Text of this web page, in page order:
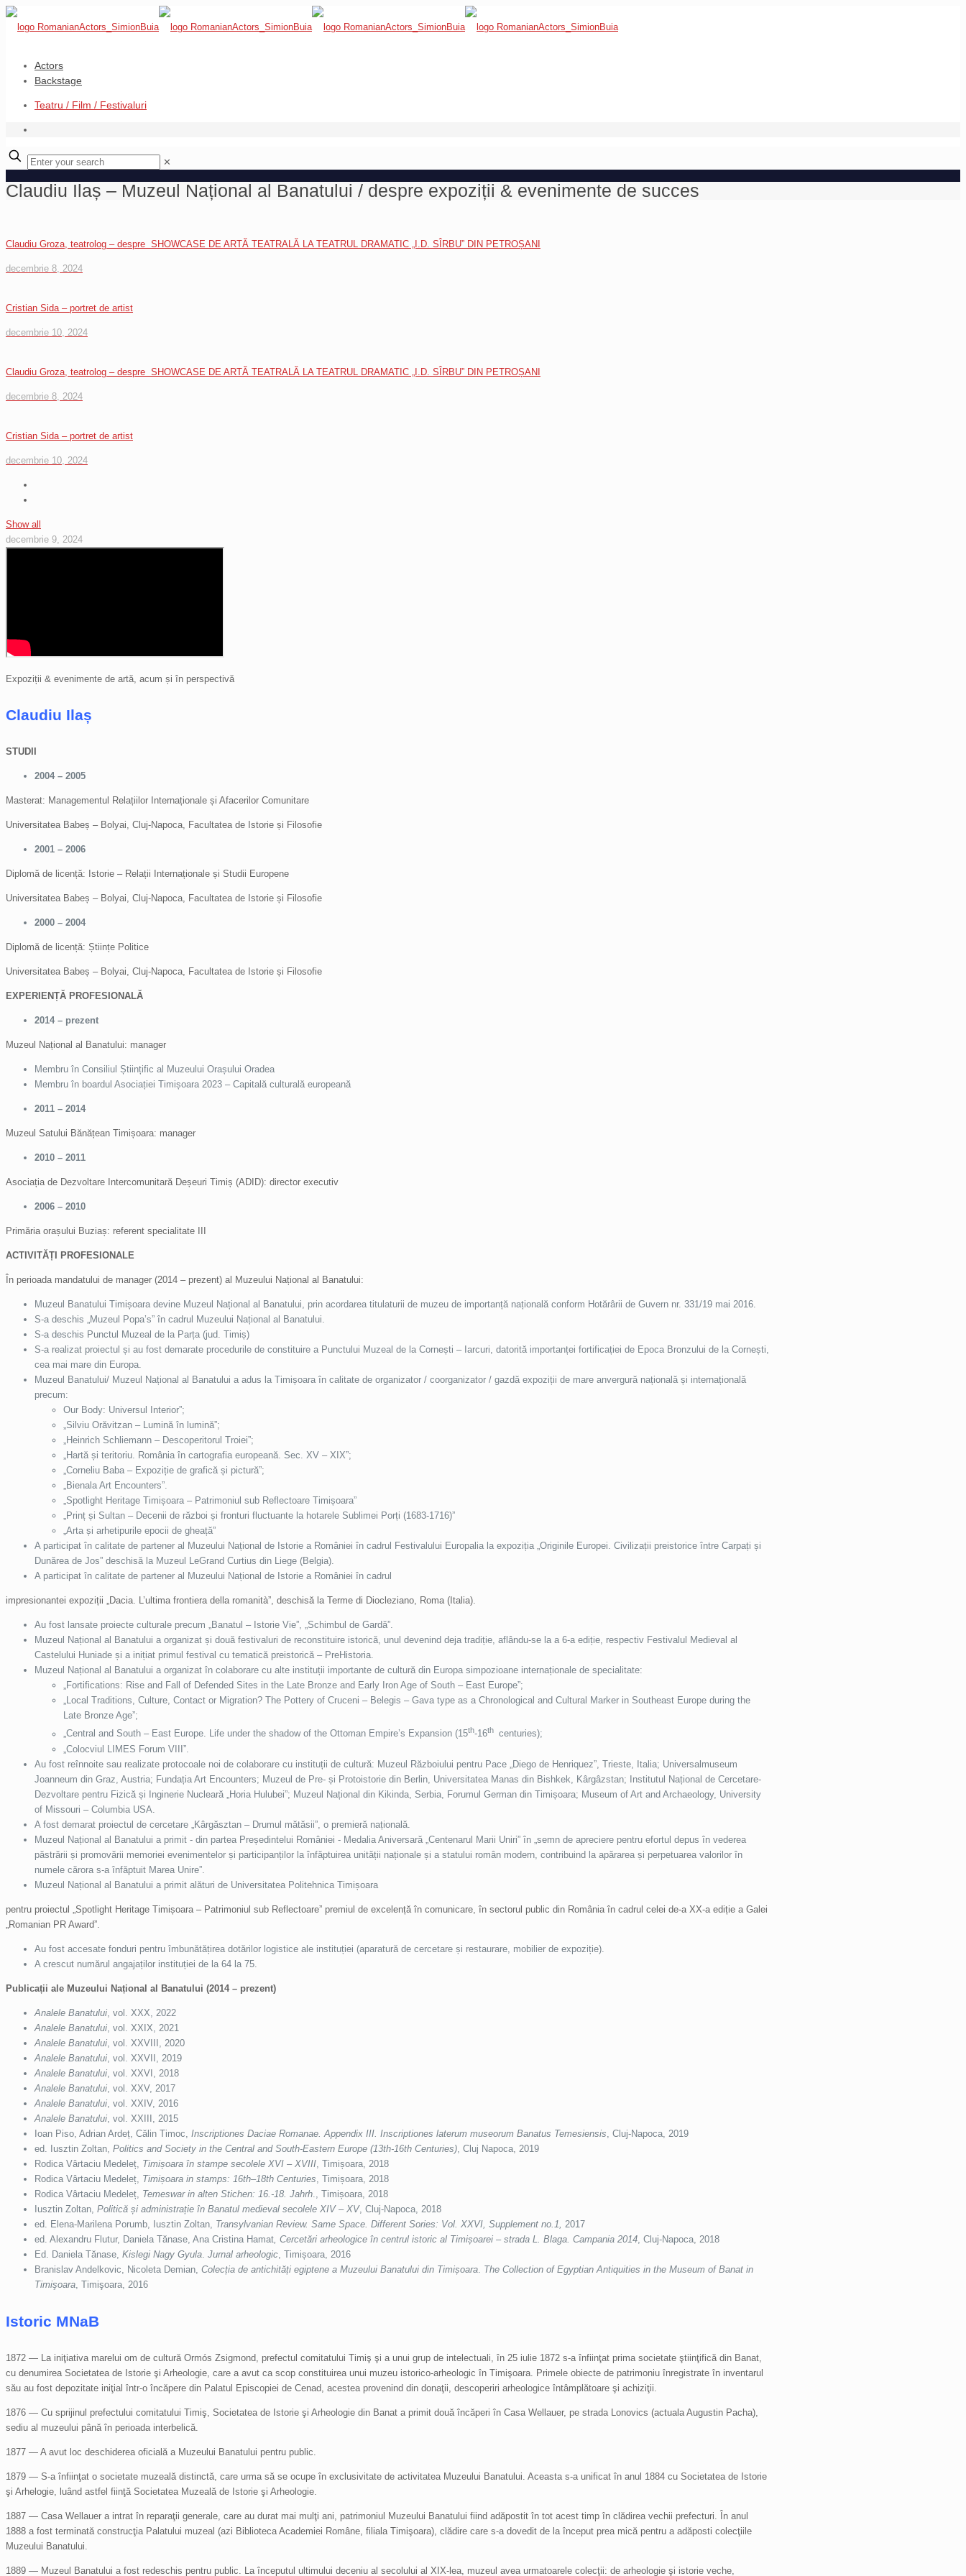
Actors
Backstage
Teatru / Film / Festivaluri
✕
Claudiu Ilaș – Muzeul Național al Banatului / despre expoziții & evenimente de succes
Claudiu Groza, teatrolog – despre SHOWCASE DE ARTĂ TEATRALĂ LA TEATRUL DRAMATIC „I.D. SÎRBU” DIN PETROȘANI
decembrie 8, 2024
Cristian Sida – portret de artist
decembrie 10, 2024
Claudiu Groza, teatrolog – despre SHOWCASE DE ARTĂ TEATRALĂ LA TEATRUL DRAMATIC „I.D. SÎRBU” DIN PETROȘANI
decembrie 8, 2024
Cristian Sida – portret de artist
decembrie 10, 2024
Show all
decembrie 9, 2024
Expoziții & evenimente de artă, acum și în perspectivă
Claudiu Ilaș
STUDII
2004 – 2005
Masterat: Managementul Relațiilor Internaționale și Afacerilor Comunitare
Universitatea Babeș – Bolyai, Cluj-Napoca, Facultatea de Istorie și Filosofie
2001 – 2006
Diplomă de licență: Istorie – Relații Internaționale și Studii Europene
Universitatea Babeș – Bolyai, Cluj-Napoca, Facultatea de Istorie și Filosofie
2000 – 2004
Diplomă de licență: Științe Politice
Universitatea Babeș – Bolyai, Cluj-Napoca, Facultatea de Istorie și Filosofie
EXPERIENȚĂ PROFESIONALĂ
2014 – prezent
Muzeul Național al Banatului: manager
Membru în Consiliul Științific al Muzeului Orașului Oradea
Membru în boardul Asociației Timișoara 2023 – Capitală culturală europeană
2011 – 2014
Muzeul Satului Bănățean Timișoara: manager
2010 – 2011
Asociația de Dezvoltare Intercomunitară Deșeuri Timiș (ADID): director executiv
2006 – 2010
Primăria orașului Buziaș: referent specialitate III
ACTIVITĂȚI PROFESIONALE
În perioada mandatului de manager (2014 – prezent) al Muzeului Național al Banatului:
Muzeul Banatului Timișoara devine Muzeul Național al Banatului, prin acordarea titulaturii de muzeu de importanță națională conform Hotărârii de Guvern nr. 331/19 mai 2016.
S-a deschis „Muzeul Popa’s” în cadrul Muzeului Național al Banatului.
S-a deschis Punctul Muzeal de la Parța (jud. Timiș)
S-a realizat proiectul și au fost demarate procedurile de constituire a Punctului Muzeal de la Cornești – Iarcuri, datorită importanței fortificației de Epoca Bronzului de la Cornești,
cea mai mare din Europa.
Muzeul Banatului/ Muzeul Național al Banatului a adus la Timișoara în calitate de organizator / coorganizator / gazdă expoziții de mare anvergură națională și internațională
precum:
Our Body: Universul Interior”;
„Silviu Orăvitzan – Lumină în lumină”;
„Heinrich Schliemann – Descoperitorul Troiei”;
„Hartă și teritoriu. România în cartografia europeană. Sec. XV – XIX”;
„Corneliu Baba – Expoziție de grafică și pictură”;
„Bienala Art Encounters”.
„Spotlight Heritage Timișoara – Patrimoniul sub Reflectoare Timișoara”
„Prinț și Sultan – Decenii de război și fronturi fluctuante la hotarele Sublimei Porți (1683-1716)”
„Arta și arhetipurile epocii de gheață”
A participat în calitate de partener al Muzeului Național de Istorie a României în cadrul Festivalului Europalia la expoziția „Originile Europei. Civilizații preistorice între Carpați și
Dunărea de Jos” deschisă la Muzeul LeGrand Curtius din Liege (Belgia).
A participat în calitate de partener al Muzeului Național de Istorie a României în cadrul
impresionantei expoziții „Dacia. L’ultima frontiera della romanità”, deschisă la Terme di Diocleziano, Roma (Italia).
Au fost lansate proiecte culturale precum „Banatul – Istorie Vie”, „Schimbul de Gardă”.
Muzeul Național al Banatului a organizat și două festivaluri de reconstituire istorică, unul devenind deja tradiție, aflându-se la a 6-a ediție, respectiv Festivalul Medieval al
Castelului Huniade și a inițiat primul festival cu tematică preistorică – PreHistoria.
Muzeul Național al Banatului a organizat în colaborare cu alte instituții importante de cultură din Europa simpozioane internaționale de specialitate:
„Fortifications: Rise and Fall of Defended Sites in the Late Bronze and Early Iron Age of South – East Europe”;
„Local Traditions, Culture, Contact or Migration? The Pottery of Cruceni – Belegis – Gava type as a Chronological and Cultural Marker in Southeast Europe during the
Late Bronze Age”;
„Central and South – East Europe. Life under the shadow of the Ottoman Empire’s Expansion (15th-16th centuries);
„Colocviul LIMES Forum VIII”.
Au fost reînnoite sau realizate protocoale noi de colaborare cu instituții de cultură: Muzeul Războiului pentru Pace „Diego de Henriquez”, Trieste, Italia; Universalmuseum
Joanneum din Graz, Austria; Fundația Art Encounters; Muzeul de Pre- și Protoistorie din Berlin, Universitatea Manas din Bishkek, Kârgâzstan; Institutul Național de Cercetare-
Dezvoltare pentru Fizică și Inginerie Nucleară „Horia Hulubei”; Muzeul Național din Kikinda, Serbia, Forumul German din Timișoara; Museum of Art and Archaeology, University
of Missouri – Columbia USA.
A fost demarat proiectul de cercetare „Kârgăsztan – Drumul mătăsii”, o premieră națională.
Muzeul Național al Banatului a primit - din partea Președintelui României - Medalia Aniversară „Centenarul Marii Uniri” în „semn de apreciere pentru efortul depus în vederea
păstrării și promovării memoriei evenimentelor și participanților la înfăptuirea unității naționale și a statului român modern, contribuind la apărarea și perpetuarea valorilor în
numele cărora s-a înfăptuit Marea Unire”.
Muzeul Național al Banatului a primit alături de Universitatea Politehnica Timișoara
pentru proiectul „Spotlight Heritage Timișoara – Patrimoniul sub Reflectoare” premiul de excelență în comunicare, în sectorul public din România în cadrul celei de-a XX-a ediție a Galei
„Romanian PR Award”.
Au fost accesate fonduri pentru îmbunătățirea dotărilor logistice ale instituției (aparatură de cercetare și restaurare, mobilier de expoziție).
A crescut numărul angajaților instituției de la 64 la 75.
Publicații ale Muzeului Național al Banatului (2014 – prezent)
Analele Banatului , vol. XXX, 2022
Analele Banatului , vol. XXIX, 2021
Analele Banatului , vol. XXVIII, 2020
Analele Banatului , vol. XXVII, 2019
Analele Banatului , vol. XXVI, 2018
Analele Banatului , vol. XXV, 2017
Analele Banatului , vol. XXIV, 2016
Analele Banatului , vol. XXIII, 2015
Ioan Piso, Adrian Ardeț, Călin Timoc, Inscriptiones Daciae Romanae. Appendix III. Inscriptiones laterum museorum Banatus Temesiensis , Cluj-Napoca, 2019
ed. Iusztin Zoltan, Politics and Society in the Central and South-Eastern Europe (13th-16th Centuries) , Cluj Napoca, 2019
Rodica Vârtaciu Medeleț, Timișoara în stampe secolele XVI – XVIII , Timișoara, 2018
Rodica Vârtaciu Medeleț, Timișoara in stamps: 16th–18th Centuries , Timișoara, 2018
Rodica Vârtaciu Medeleț, Temeswar in alten Stichen: 16.-18. Jahrh ., Timișoara, 2018
Iusztin Zoltan, Politică și administrație în Banatul medieval secolele XIV – XV, Cluj-Napoca, 2018
ed. Elena-Marilena Porumb, Iusztin Zoltan, Transylvanian Review. Same Space. Different Sories: Vol. XXVI, Supplement no.1, 2017
ed. Alexandru Flutur, Daniela Tănase, Ana Cristina Hamat , Cercetări arheologice în centrul istoric al Timișoarei – strada L. Blaga. Campania 2014 , Cluj-Napoca, 2018
Ed. Daniela Tănase, Kislegi Nagy Gyula Jurnal arheologic , Timișoara, 2016
Branislav Andelkovic, Nicoleta Demian, Colecția de antichități egiptene a Muzeului Banatului din Timișoara The Collection of Egyptian Antiquities in the Museum of Banat in
Timişoara , Timişoara, 2016
Istoric MNaB
1872 — La iniţiativa marelui om de cultură Ormós Zsigmond, prefectul comitatului Timiş şi a unui grup de intelectuali, în 25 iulie 1872 s-a înfiinţat prima societate ştiinţifică din Banat,
cu denumirea Societatea de Istorie şi Arheologie, care a avut ca scop constituirea unui muzeu istorico-arheologic în Timişoara. Primele obiecte de patrimoniu înregistrate în inventarul
său au fost depozitate iniţial într-o încăpere din Palatul Episcopiei de Cenad, acestea provenind din donaţii, descoperiri arheologice întâmplătoare şi achiziţii.
1876 — Cu sprijinul prefectului comitatului Timiş, Societatea de Istorie şi Arheologie din Banat a primit două încăperi în Casa Wellauer, pe strada Lonovics (actuala Augustin Pacha),
sediu al muzeului până în perioada interbelică.
1877 — A avut loc deschiderea oficială a Muzeului Banatului pentru public.
1879 — S-a înfiinţat o societate muzeală distinctă, care urma să se ocupe în exclusivitate de activitatea Muzeului Banatului. Aceasta s-a unificat în anul 1884 cu Societatea de Istorie
şi Arhelogie, luând astfel fiinţă Societatea Muzeală de Istorie şi Arheologie.
1887 — Casa Wellauer a intrat în reparaţii generale, care au durat mai mulţi ani, patrimoniul Muzeului Banatului fiind adăpostit în tot acest timp în clădirea vechii prefecturi. În anul
1888 a fost terminată construcţia Palatului muzeal (azi Biblioteca Academiei Române, filiala Timişoara), clădire care s-a dovedit de la început prea mică pentru a adăposti colecţiile
Muzeului Banatului.
1889 — Muzeul Banatului a fost redeschis pentru public. La începutul ultimului deceniu al secolului al XIX-lea, muzeul avea urmatoarele colecţii: de arheologie şi istorie veche,